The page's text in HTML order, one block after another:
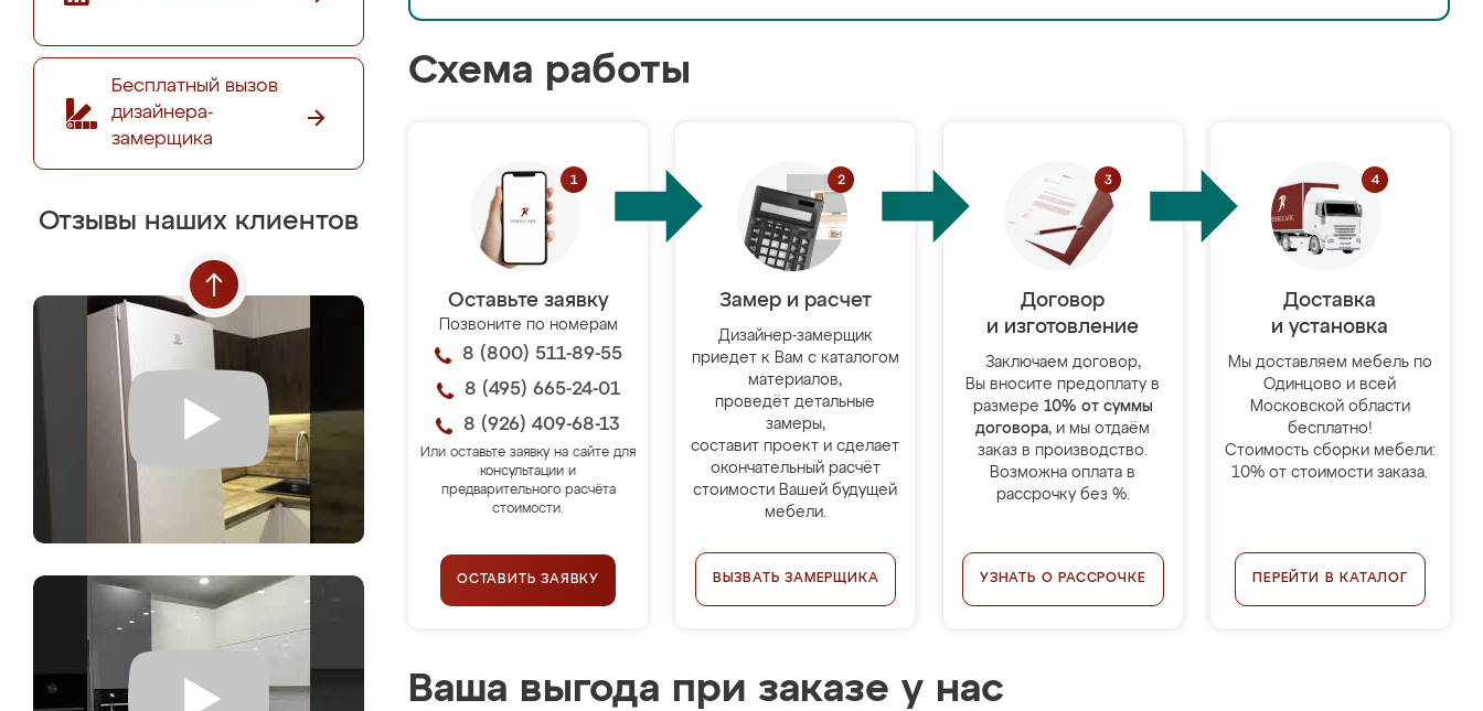
Бесплатный вызов
дизайнера-
замерщика
Отзывы наших клиентов
Схема работы
Оставьте заявку
Позвоните по номерам
8 (800) 511-89-55
8 (495) 665-24-01
8 (926) 409-68-13
Или оставьте заявку на сайте для
консультации и
предварительного расчёта
стоимости.
ОСТАВИТЬ ЗАЯВКУ
Замер и расчет
Дизайнер-замерщик
приедет к Вам с каталогом
материалов,
проведёт детальные
замеры,
составит проект и сделает
окончательный расчёт
стоимости Вашей будущей
мебели.
ВЫЗВАТЬ ЗАМЕРЩИКА
Договор
и изготовление
Заключаем договор,
Вы вносите предоплату в
размере 10% от суммы
договора, и мы отдаём
заказ в производство.
Возможна оплата в
рассрочку без %.
УЗНАТЬ О РАССРОЧКЕ
Доставка
и установка
Мы доставляем мебель по
Одинцово и всей
Московской области
бесплатно!
Стоимость сборки мебели:
10% от стоимости заказа.
ПЕРЕЙТИ В КАТАЛОГ
Ваша выгода при заказе у нас